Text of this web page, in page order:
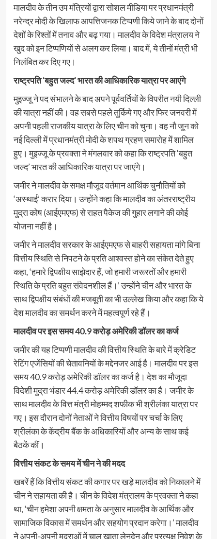
मालदीव के तीन उप मंत्रियों द्वारा सोशल मीडिया पर प्रधानमंत्री
नरेन्द्र मोदी के खिलाफ आपत्तिजनक टिप्पणी किये जाने के बाद दोनों
देशों के रिश्तों में तनाव और बढ़ गया। मालदीव के विदेश मंत्रालय ने
खुद को इन टिप्पणियों से अलग कर लिया। बाद में, ये तीनों मंत्री भी
निलंबित कर दिए गए।
राष्ट्रपति ‘बहुत जल्द’ भारत की आधिकारिक यात्रा पर आएंगे
मुइज्जू ने पद संभालने के बाद अपने पूर्ववर्तियों के विपरीत नयी दिल्ली
की यात्रा नहीं की। वह सबसे पहले तुर्किये गए और फिर जनवरी में
अपनी पहली राजकीय यात्रा के लिए चीन को चुना। वह नौ जून को
नई दिल्ली में प्रधानमंत्री मोदी के शपथ ग्रहण समारोह में शामिल
हुए। मुइज्जू के प्रवक्ता ने मंगलवार को कहा कि राष्ट्रपति ‘बहुत
जल्द’ भारत की आधिकारिक यात्रा पर जाएंगे।
जमीर ने मालदीव के समक्ष मौजूद वर्तमान आर्थिक चुनौतियों को
‘अस्थाई’ करार दिया। उन्होंने कहा कि मालदीव का अंतरराष्ट्रीय
मुद्रा कोष (आईएमएफ) से राहत पैकेज की गुहार लगाने की कोई
योजना नहीं है।
जमीर ने मालदीव सरकार के आईएमएफ से बाहरी सहायता मांगे बिना
वित्तीय स्थिति से निपटने के प्रति आश्वस्त होने का संकेत देते हुए
कहा, ‘हमारे द्विपक्षीय साझेदार हैं, जो हमारी जरूरतों और हमारी
स्थिति के प्रति बहुत संवेदनशील हैं।’ उन्होंने चीन और भारत के
साथ द्विपक्षीय संबंधों की मजबूती का भी उल्लेख किया और कहा कि ये
देश मालदीव का समर्थन करने में महत्वपूर्ण रहे हैं।
मालदीव पर इस समय 40.9 करोड़ अमेरिकी डॉलर का कर्ज
जमीर की यह टिप्पणी मालदीव की वित्तीय स्थिति के बारे में क्रेडिट
रेटिंग एजेंसियों की चेतावनियों के मद्देनजर आई है। मालदीव पर इस
समय 40.9 करोड़ अमेरिकी डॉलर का कर्ज है। देश का मौजूदा
विदेशी मुद्रा भंडार 44.4 करोड़ अमेरिकी डॉलर का है। जमीर के
साथ मालदीव के वित्त मंत्री मोहम्मद शफीक भी श्रीलंका यात्रा पर
गए। इस दौरान दोनों नेताओं ने वित्तीय विषयों पर चर्चा के लिए
श्रीलंका के केंद्रीय बैंक के अधिकारियों और अन्य के साथ कई
बैठकें कीं।
वित्तीय संकट के समय में चीन ने की मदद
खबरें हैं कि वित्तीय संकट की कगार पर खड़े मालदीव को निकालने में
चीन ने सहायता की है। चीन के विदेश मंत्रालय के प्रवक्ता ने कहा
था, ‘चीन हमेशा अपनी क्षमता के अनुसार मालदीव के आर्थिक और
सामाजिक विकास में समर्थन और सहयोग प्रदान करेगा।’ मालदीव
ने अपनी-अपनी मुद्राओं में चालू खाता लेनदेन और प्रत्यक्ष निवेश के